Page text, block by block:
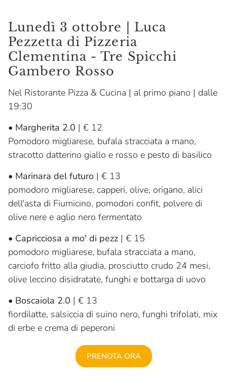
Lunedì 3 ottobre | Luca
Pezzetta di Pizzeria
Clementina - Tre Spicchi
Gambero Rosso
Nel Ristorante Pizza & Cucina | al primo piano | dalle
19:30
• Margherita 2.0 | € 12
Pomodoro migliarese, bufala stracciata a mano,
stracotto datterino giallo e rosso e pesto di basilico
• Marinara del futuro | € 13
pomodoro migliarese, capperi, olive, origano, alici
dell'asta di Fiumicino, pomodori confit, polvere di
olive nere e aglio nero fermentato
• Capricciosa a mo' di pezz | € 15
pomodoro migliarese, bufala stracciata a mano,
carciofo fritto alla giudia, prosciutto crudo 24 mesi,
olive leccino disidratate, funghi e bottarga di uovo
• Boscaiola 2.0 | € 13
fiordilatte, salsiccia di suino nero, funghi trifolati, mix
di erbe e crema di peperoni
PRENOTA ORA